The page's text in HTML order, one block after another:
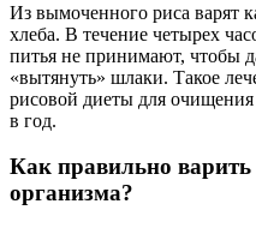
Из вымоченного риса варят
хлеба. В течение четырех
питья не принимают, чтобы
«вытянуть» шлаки. Такое
рисовой диеты для
в год.
Как правильно
организма?